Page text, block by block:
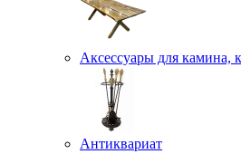
Аксессуары для камина,
Антиквариат